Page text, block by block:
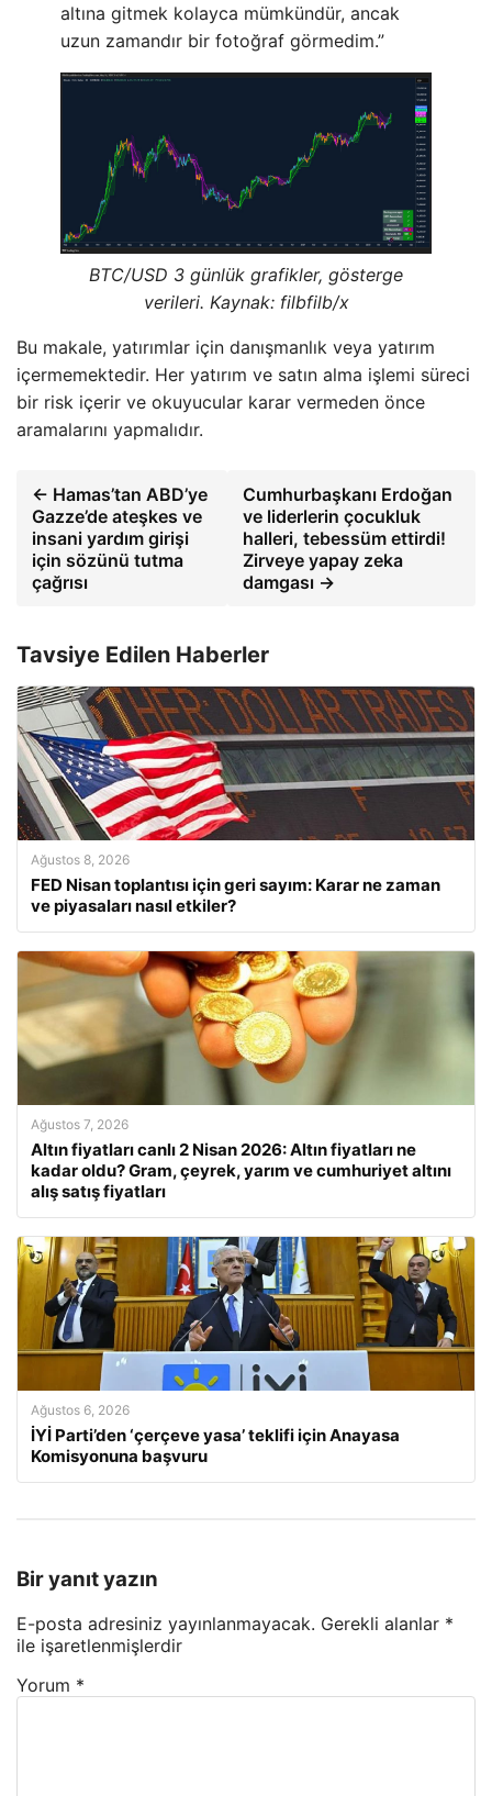
altına gitmek kolayca mümkündür, ancak
uzun zamandır bir fotoğraf görmedim.”
BTC/USD 3 günlük grafikler, gösterge
verileri. Kaynak: filbfilb/x
Bu makale, yatırımlar için danışmanlık veya yatırım
içermemektedir. Her yatırım ve satın alma işlemi süreci
bir risk içerir ve okuyucular karar vermeden önce
aramalarını yapmalıdır.
← Hamas’tan ABD’ye
Gazze’de ateşkes ve
insani yardım girişi
için sözünü tutma
çağrısı
Cumhurbaşkanı Erdoğan
ve liderlerin çocukluk
halleri, tebessüm ettirdi!
Zirveye yapay zeka
damgası →
Tavsiye Edilen Haberler
Ağustos 8, 2026
FED Nisan toplantısı için geri sayım: Karar ne zaman
ve piyasaları nasıl etkiler?
Ağustos 7, 2026
Altın fiyatları canlı 2 Nisan 2026: Altın fiyatları ne
kadar oldu? Gram, çeyrek, yarım ve cumhuriyet altını
alış satış fiyatları
Ağustos 6, 2026
İYİ Parti’den ‘çerçeve yasa’ teklifi için Anayasa
Komisyonuna başvuru
Bir yanıt yazın
E-posta adresiniz yayınlanmayacak. Gerekli alanlar *
ile işaretlenmişlerdir
Yorum *